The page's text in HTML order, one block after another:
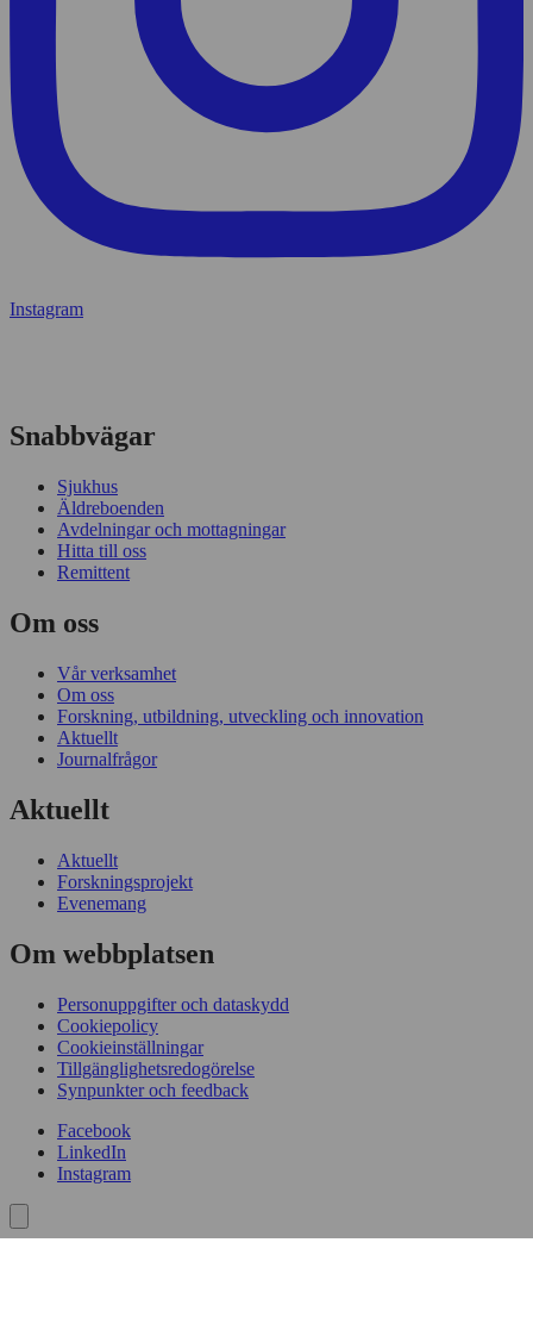
Instagram
Snabbvägar
Sjukhus
Äldreboenden
Avdelningar och mottagningar
Hitta till oss
Remittent
Om oss
Vår verksamhet
Om oss
Forskning, utbildning, utveckling och innovation
Aktuellt
Journalfrågor
Aktuellt
Aktuellt
Forskningsprojekt
Evenemang
Om webbplatsen
Personuppgifter och dataskydd
Cookiepolicy
Cookieinställningar
Tillgänglighetsredogörelse
Synpunkter och feedback
Facebook
LinkedIn
Instagram